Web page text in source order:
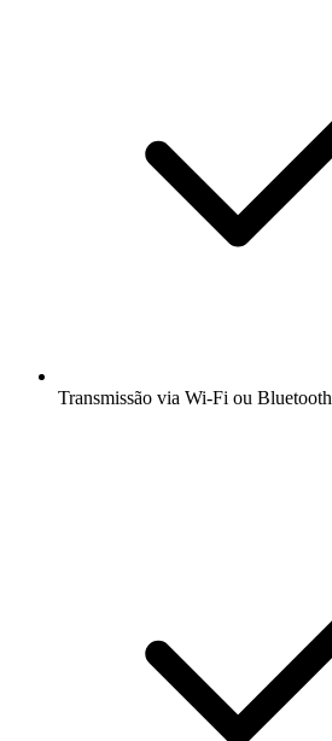
Transmissão via Wi-Fi ou Bluetooth